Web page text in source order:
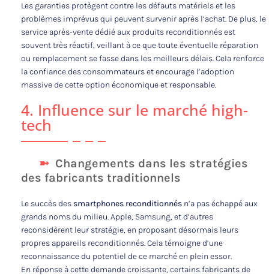
Les garanties protègent contre les défauts matériels et les
problèmes imprévus qui peuvent survenir après l’achat. De plus, le
service après-vente dédié aux produits reconditionnés est
souvent très réactif, veillant à ce que toute éventuelle réparation
ou remplacement se fasse dans les meilleurs délais. Cela renforce
la confiance des consommateurs et encourage l’adoption
massive de cette option économique et responsable.
4. Influence sur le marché high-
tech
Changements dans les stratégies
des fabricants traditionnels
Le succès des smartphones reconditionnés n’a pas échappé aux
grands noms du milieu. Apple, Samsung, et d’autres
reconsidèrent leur stratégie, en proposant désormais leurs
propres appareils reconditionnés. Cela témoigne d’une
reconnaissance du potentiel de ce marché en plein essor.
En réponse à cette demande croissante, certains fabricants de